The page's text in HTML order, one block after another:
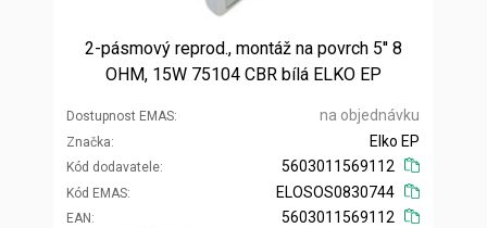
2-pásmový reprod., montáž na povrch 5'' 8
OHM, 15W 75104 CBR bílá ELKO EP
Dostupnost EMAS na objednávku
Značka
Kód dodavatele
Elko EP
5603011569112
Kód EMAS
EAN
ELOSOS0830744
5603011569112